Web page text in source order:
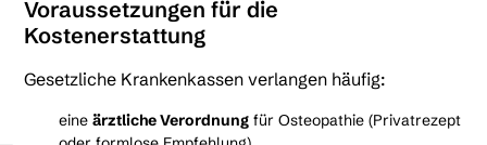
Voraussetzungen für die
Kostenerstattung
Gesetzliche Krankenkassen verlangen häufig:
eineärztliche Verordnung für Osteopathie (Privatrezept